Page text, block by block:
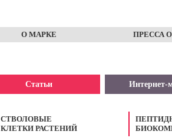
О МАРКЕ ПРЕССА
Статьи Интернет-
СТВОЛОВЫЕ
КЛЕТКИ РАСТЕНИЙ